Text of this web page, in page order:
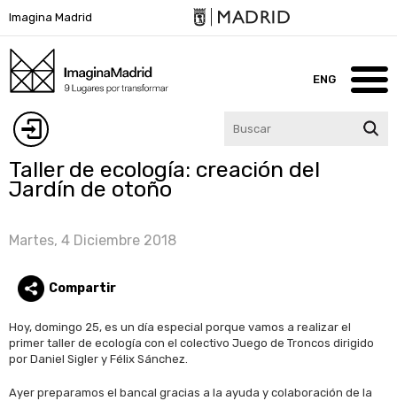
al
contenido
principal
Imagina Madrid
sesión
ENG
Imagina Madrid
Agenda
Taller de ecología: creación del
Jardín de otoño
Martes, 4 Diciembre 2018
Compartir
Hoy, domingo 25, es un día especial porque vamos a realizar el
primer taller de ecología con el colectivo Juego de Troncos dirigido
por Daniel Sigler y Félix Sánchez.
Ayer preparamos el bancal gracias a la ayuda y colaboración de la